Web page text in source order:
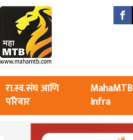
रा.स्व.संघ आणि
परिवार
MahaMTB
Infra